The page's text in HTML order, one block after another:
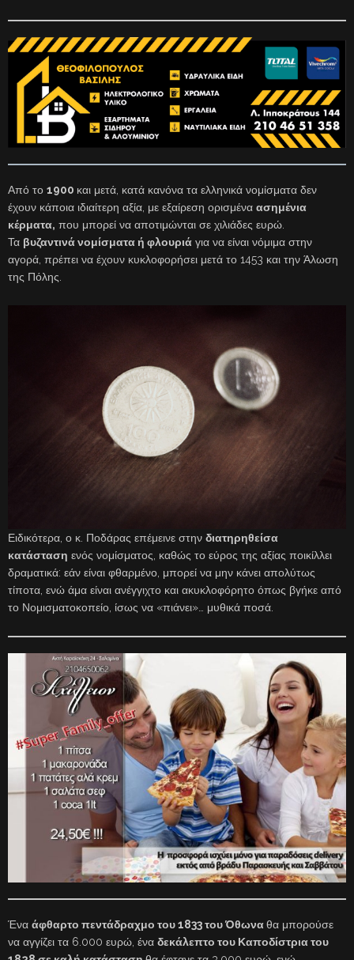
Από το 1900 και μετά, κατά κανόνα τα ελληνικά νομίσματα δεν
έχουν κάποια ιδιαίτερη αξία, με εξαίρεση ορισμένα ασημένια
κέρματα, που μπορεί να αποτιμώνται σε χιλιάδες ευρώ.
Τα βυζαντινά νομίσματα ή φλουριά για να είναι νόμιμα στην
αγορά, πρέπει να έχουν κυκλοφορήσει μετά το 1453 και την Άλωση
της Πόλης.
Ειδικότερα, ο κ. Ποδάρας επέμεινε στην διατηρηθείσα
κατάσταση ενός νομίσματος, καθώς το εύρος της αξίας ποικίλλει
δραματικά: εάν είναι φθαρμένο, μπορεί να μην κάνει απολύτως
τίποτα, ενώ άμα είναι ανέγγιχτο και ακυκλοφόρητο όπως βγήκε από
το Νομισματοκοπείο, ίσως να «πιάνει»… μυθικά ποσά.
Ένα άφθαρτο πεντάδραχμο του 1833 του Όθωναθα μπορούσε
να αγγίζει τα 6.000 ευρώ, ένα δεκάλεπτο του Καποδίστρια του